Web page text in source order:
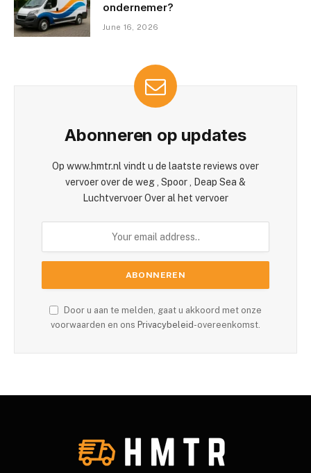
ondernemer?
June 16, 2026
Abonneren op updates
Op www.hmtr.nl vindt u de laatste reviews over
vervoer over de weg , Spoor , Deap Sea &
Luchtvervoer Over al het vervoer
Door u aan te melden, gaat u akkoord met onze
voorwaarden en ons Privacybeleid-overeenkomst.